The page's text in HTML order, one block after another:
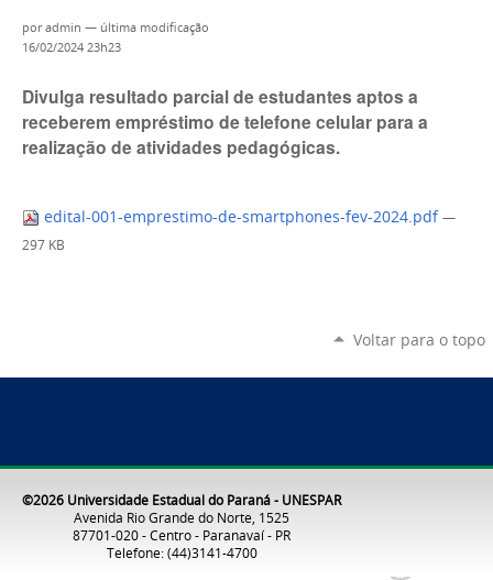
poradmin — última modificação
16/02/2024 23h23
Divulga resultado parcial de estudantes aptos a
receberem empréstimo de telefone celular para a
realização de atividades pedagógicas.
edital-001-emprestimo-de-smartphones-fev-2024.pdf —
297 KB
Voltar para o topo
©2026 Universidade Estadual do Paraná - UNESPAR
Avenida Rio Grande do Norte, 1525
87701-020 - Centro - Paranavaí - PR
Telefone: (44)3141-4700